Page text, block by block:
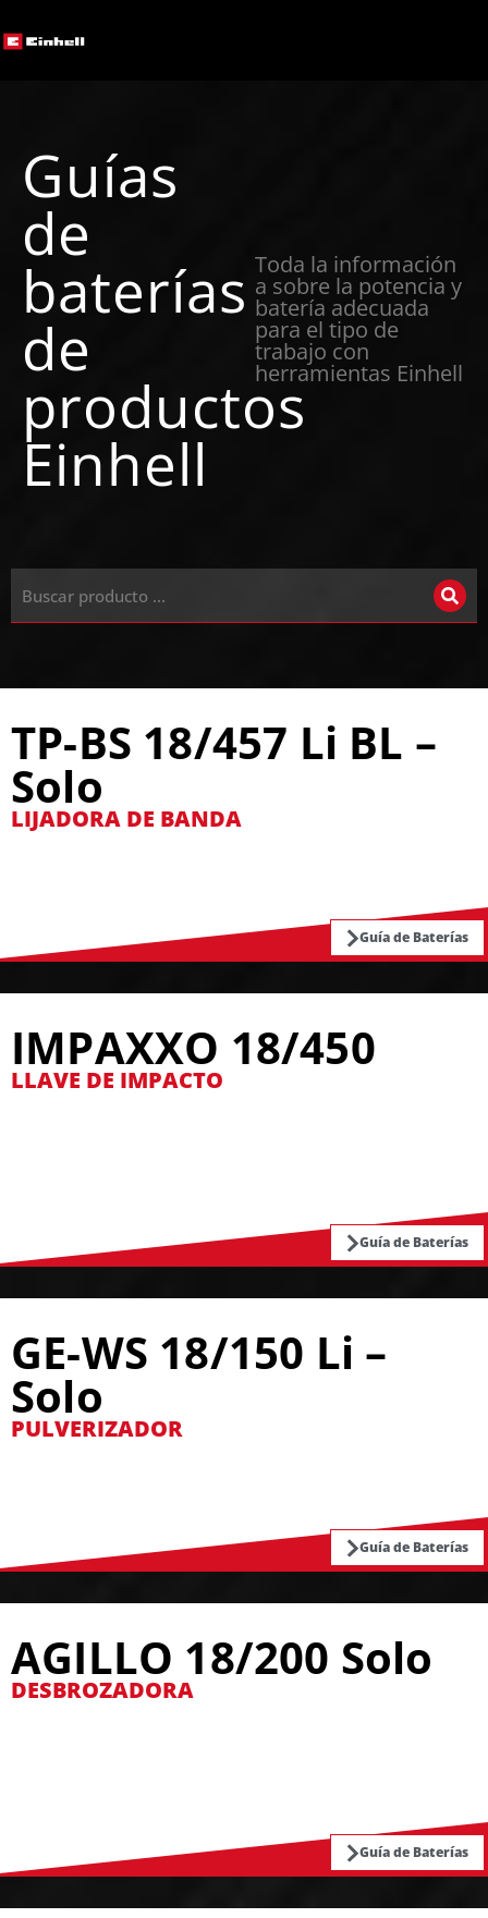
Guías
de
baterías
de
productos
Einhell
Toda la información
a sobre la potencia y
batería adecuada
para el tipo de
trabajo con
herramientas Einhell
TP-BS 18/457 Li BL –
Solo
LIJADORA DE BANDA
Guía de Baterías
IMPAXXO 18/450
LLAVE DE IMPACTO
Guía de Baterías
GE-WS 18/150 Li –
Solo
PULVERIZADOR
Guía de Baterías
AGILLO 18/200 Solo
DESBROZADORA
Guía de Baterías